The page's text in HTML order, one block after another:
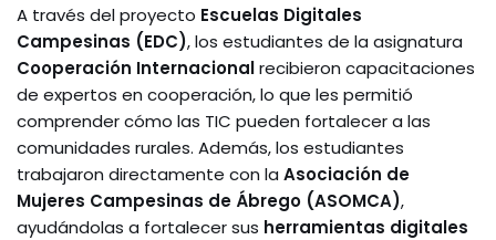
A través del proyecto Escuelas Digitales
Campesinas (EDC), los estudiantes de la asignatura
Cooperación Internacionalrecibieron capacitaciones
de expertos en cooperación, lo que les permitió
comprender cómo las TIC pueden fortalecer a las
comunidades rurales. Además, los estudiantes
trabajaron directamente con la Asociación de
Mujeres Campesinas de Ábrego (ASOMCA),
ayudándolas a fortalecer sus herramientas digitales